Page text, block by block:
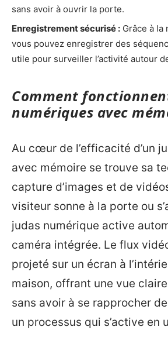
sans avoir à ouvrir la porte.
Enregistrement sécurisé : Grâce à la
vous pouvez enregistrer des
utile pour surveiller l’activité autour
Comment
numériques avec
Au cœur de l’efficacité d’un
avec mémoire se trouve sa
capture d’images et de
visiteur sonne à la porte ou
judas numérique active
caméra intégrée. Le flux
projeté sur un écran à
maison, offrant une vue
sans avoir à se rapprocher
un processus qui s’active en